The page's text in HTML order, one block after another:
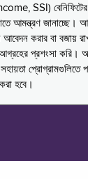
SSI)
আমন্ত্রণ জানাচ্ছে।
করার বা বজায়
প্রশংসা করি।
প্রোগ্রামগুলিতে
হবে।